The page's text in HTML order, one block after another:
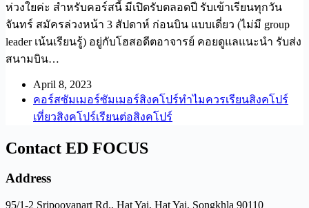
ห่วงใยค่ะ สำหรับคอร์สนี้ มีเปิดรับตลอดปี รับเข้าเรียนทุกวัน
จันทร์ สมัครล่วงหน้า 3 สัปดาห์ ก่อนบิน แบบเดี่ยว (ไม่มี group
leader เน้นเรียนรู้) อยู่กับโฮสอดีตอาจารย์ คอยดูแลแนะนำ รับส่ง
สนามบิน…
April 8, 2023
คอร์สซัมเมอร์ซัมเมอร์สิงคโปร์ทำไมควรเรียนสิงคโปร์
เที่ยวสิงคโปร์เรียนต่อสิงคโปร์
Contact ED FOCUS
Address
95/1-2 Sripoovanart Rd., Hat Yai, Hat Yai, Songkhla 90110